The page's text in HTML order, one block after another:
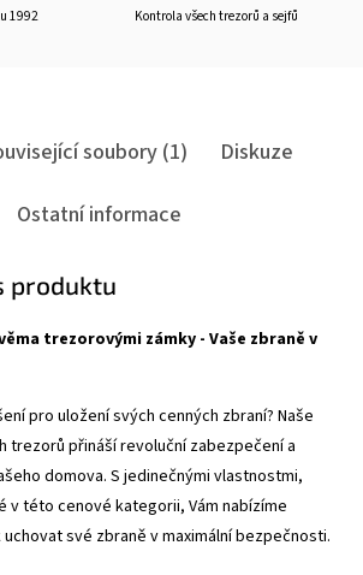
1992 Kontrola všech trezorů a sejfů
soubory (1)
Diskuze
Ostatní informace
produktu
trezorovými zámky - Vaše zbraně v
pro uložení svých cenných zbraní? Naše
trezorů přináší revoluční zabezpečení a
domova. S jedinečnými vlastnostmi,
v této cenové kategorii, Vám nabízíme
své zbraně v maximální bezpečnosti.